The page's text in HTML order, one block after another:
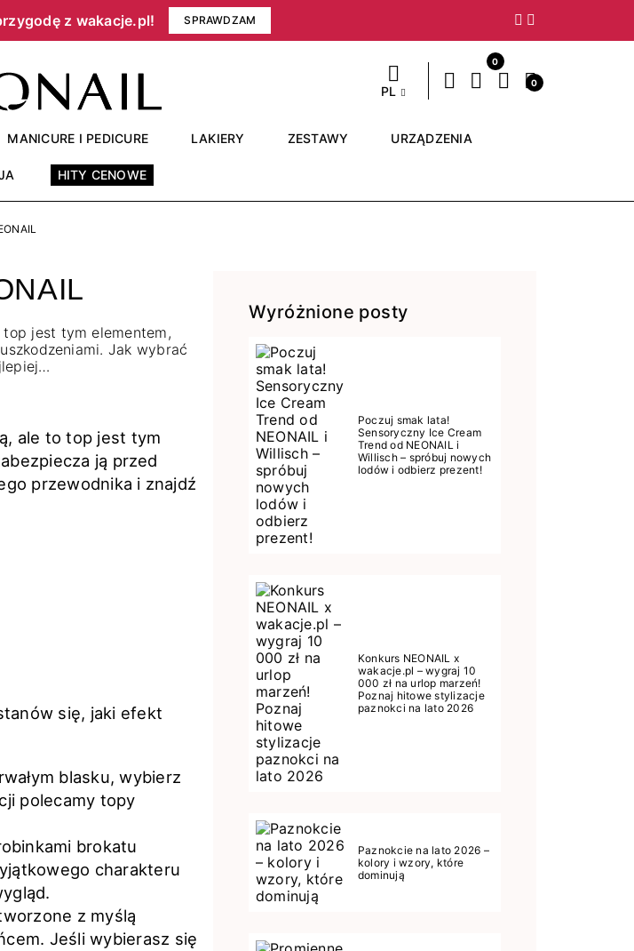
z wakacje.pl!​ SPRAWDZAM Następny
PL
0
0
MANICURE I PEDICURE LAKIERY ZESTAWY URZĄDZENIA
HITY CENOWE
jest tym elementem,
Jak wybrać
ale to top jest tym
ją przed
przewodnika i znajdź
się, jaki efekt
blasku, wybierz
polecamy topy
brokatu
charakteru
z myślą
Jeśli wybierasz się
Wyróżnione posty
Poczuj smak lata!
Sensoryczny Ice Cream
Trend od NEONAIL i
Willisch – spróbuj nowych
lodów i odbierz prezent!
Konkurs NEONAIL x
wakacje.pl – wygraj 10
000 zł na urlop marzeń!
Poznaj hitowe stylizacje
paznokci na lato 2026
Paznokcie na lato 2026 –
kolory i wzory, które
dominują